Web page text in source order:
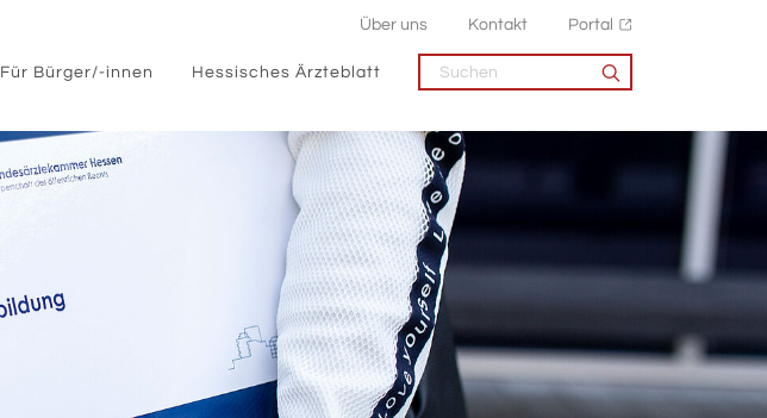
Über uns Kontakt Portal
Für Bürger/-innen Hessisches Ärzteblatt